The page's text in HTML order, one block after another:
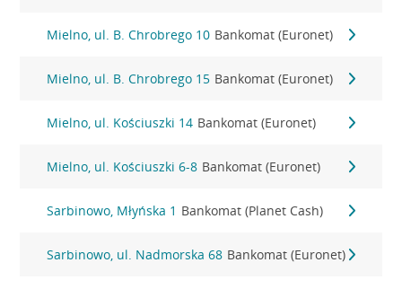
Mielno, ul. B. Chrobrego 10 Bankomat (Euronet)
Mielno, ul. B. Chrobrego 15 Bankomat (Euronet)
Mielno, ul. Kościuszki 14 Bankomat (Euronet)
Mielno, ul. Kościuszki 6-8 Bankomat (Euronet)
Sarbinowo, Młyńska 1 Bankomat (Planet Cash)
Sarbinowo, ul. Nadmorska 68 Bankomat (Euronet)